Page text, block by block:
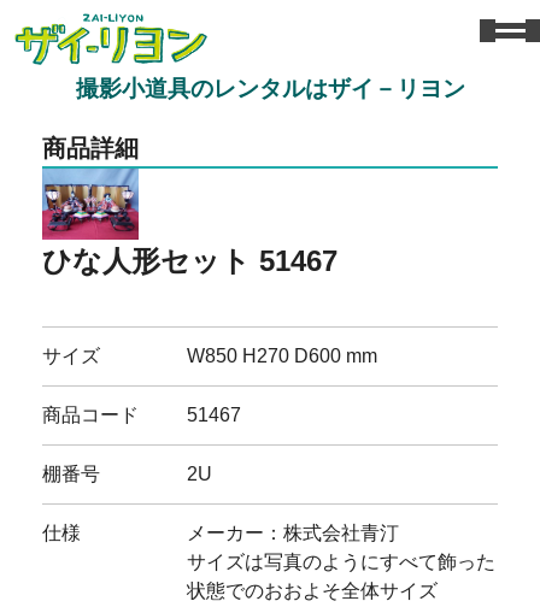
撮影小道具のレンタルはザイ－リヨン
商品詳細
ひな人形セット 51467
サイズ W850 H270 D600 mm
商品コード 51467
棚番号 2U
仕様
メーカー：株式会社青汀
サイズは写真のようにすべて飾った
状態でのおおよそ全体サイズ